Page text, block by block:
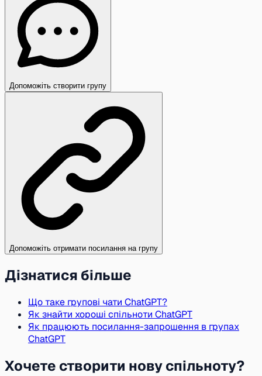
Допоможіть створити групу
Допоможіть отримати посилання на групу
Дізнатися більше
Що таке групові чати ChatGPT?
Як знайти хороші спільноти ChatGPT
Як працюють посилання-запрошення в групах
ChatGPT
Хочете створити нову спільноту?